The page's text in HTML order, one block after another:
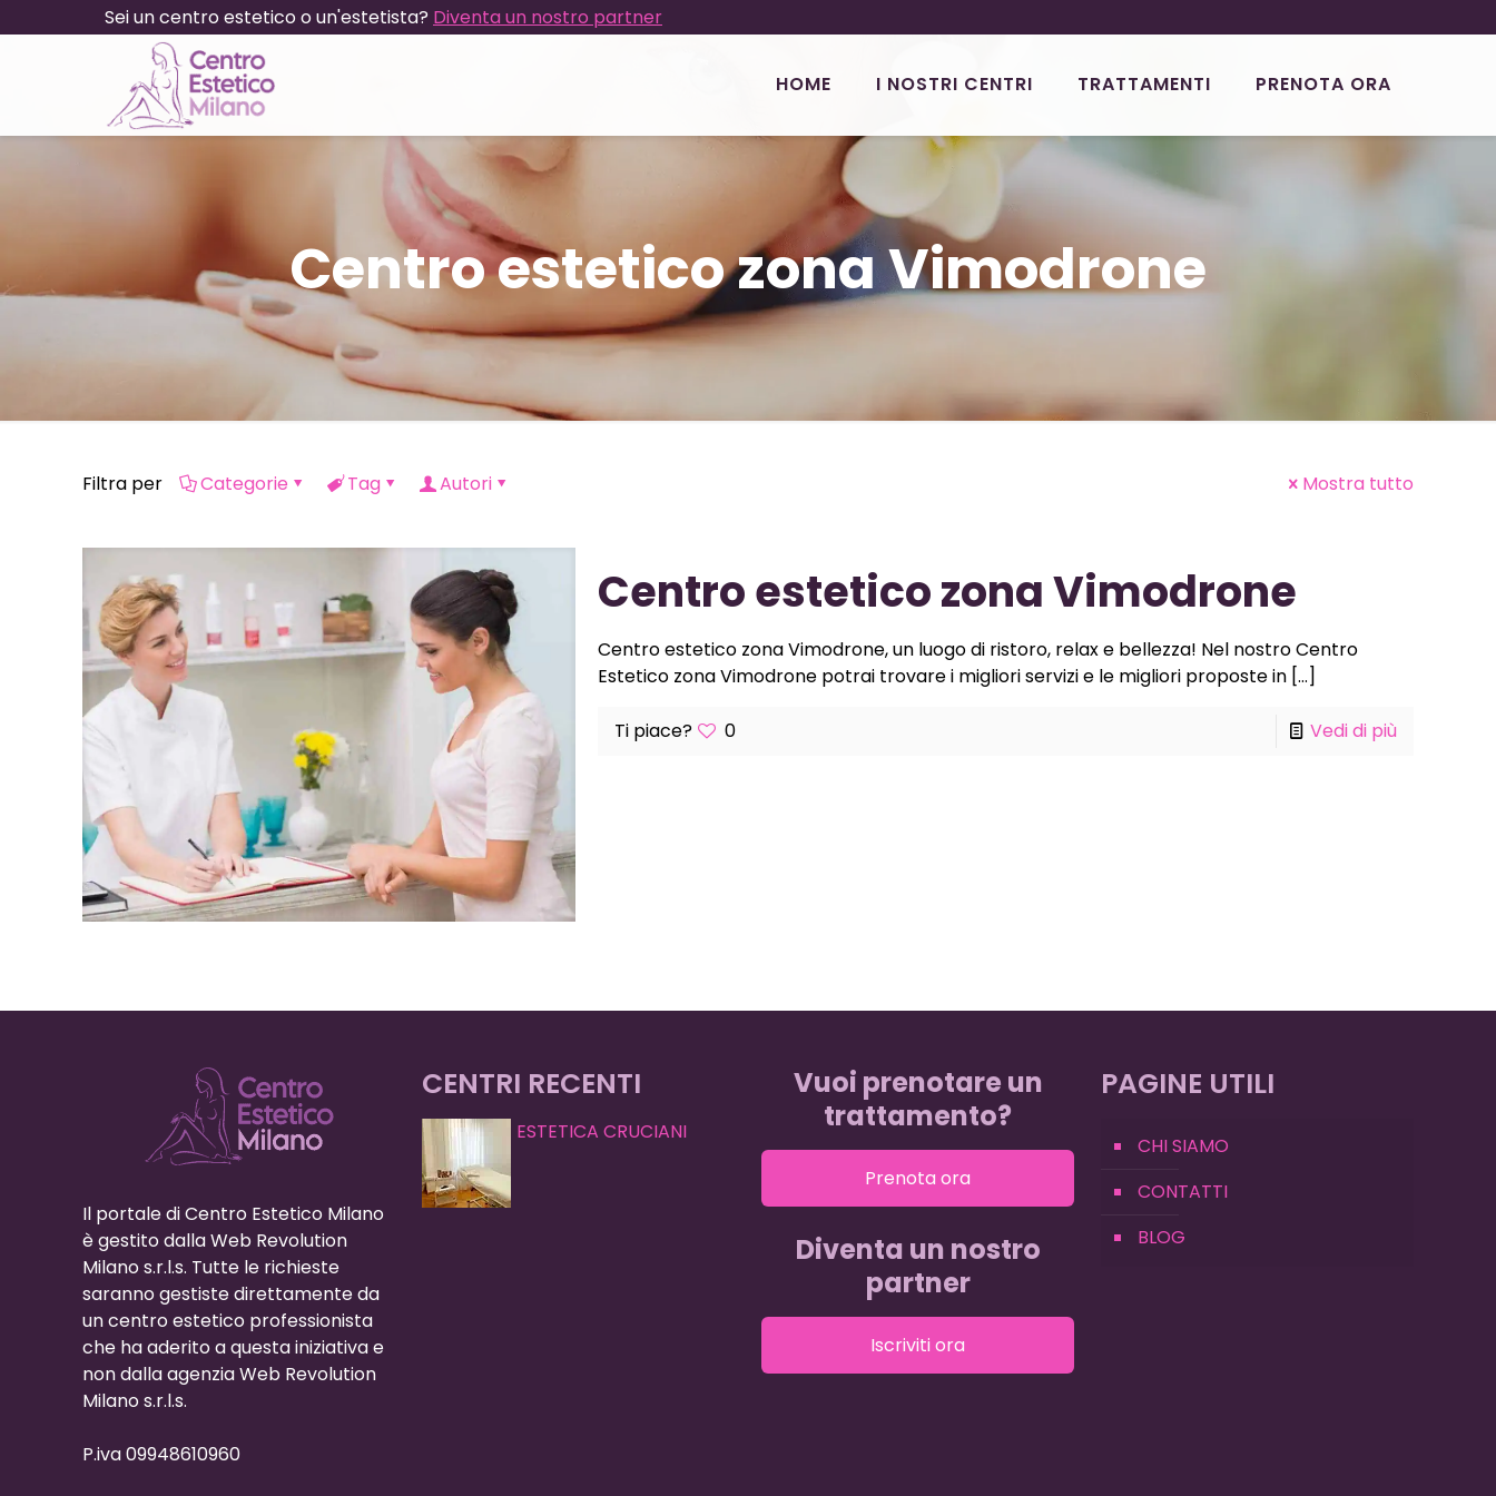
Sei un centro estetico o un'estetista? Diventa un nostro partner
HOME I NOSTRI CENTRI TRATTAMENTI PRENOTA ORA
Centro estetico zona Vimodrone
Filtra per Categorie Tag Autori Mostra tutto
Centro estetico zona Vimodrone
Centro estetico zona Vimodrone, un luogo di ristoro, relax e bellezza! Nel nostro Centro
Estetico zona Vimodrone potrai trovare i migliori servizi e le migliori proposte in[…]
Ti piace? 0 Vedi di più
Il portale di Centro Estetico Milano
è gestito dalla Web Revolution
Milano s.r.l.s. Tutte le richieste
saranno gestiste direttamente da
un centro estetico professionista
che ha aderito a questa iniziativa e
non dalla agenzia Web Revolution
Milano s.r.l.s.
P.iva 09948610960
CENTRI RECENTI
ESTETICA CRUCIANI
Vuoi prenotare un
trattamento?
Prenota ora
Diventa un nostro
partner
Iscriviti ora
PAGINE UTILI
CHI SIAMO
CONTATTI
BLOG